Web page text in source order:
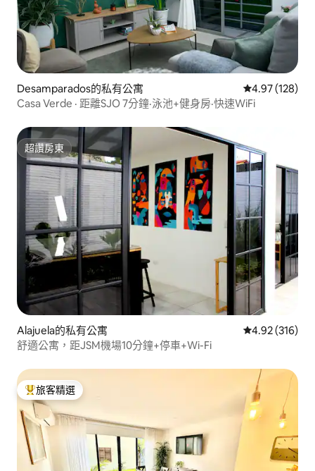
Desamparados的私有公寓 從 128 則評價
4.97 (128)
Casa Verde · 距離SJO 7分鐘·泳池+健身房·快速WiFi
超讚房東
超讚房東
Alajuela的私有公寓 從 316 則評價
4.92 (316)
舒適公寓，距JSM機場10分鐘+停車+Wi-Fi
旅客精選榜首
旅客精選